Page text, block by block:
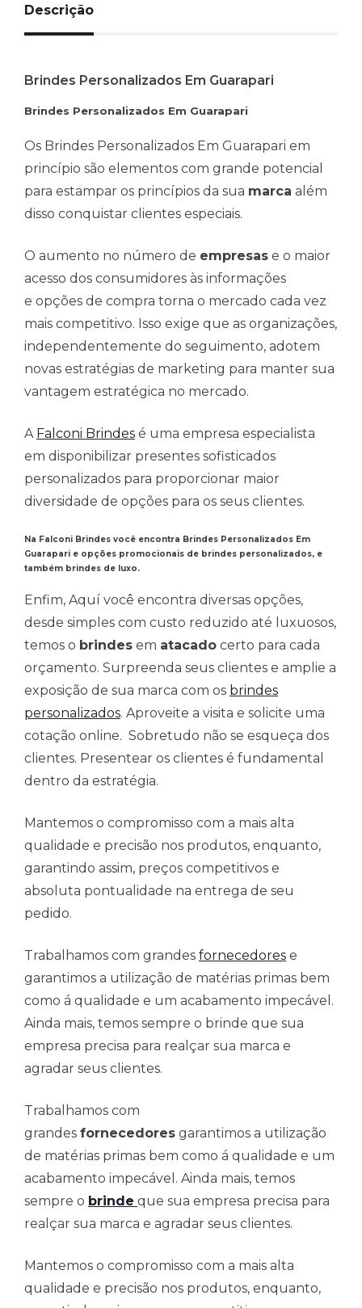
Descrição
Brindes Personalizados Em Guarapari
Brindes Personalizados Em Guarapari
Os Brindes Personalizados Em Guarapari em
princípio são elementos com grande potencial
para estampar os princípios da sua marca além
disso conquistar clientes especiais.
O aumento no número de empresas e o maior
acesso dos consumidores às informações
e opções de compra torna o mercado cada vez
mais competitivo. Isso exige que as organizações,
independentemente do seguimento, adotem
novas estratégias de marketing para manter sua
vantagem estratégica no mercado.
A Falconi Brindes é uma empresa especialista
em disponibilizar presentes sofisticados
personalizados para proporcionar maior
diversidade de opções para os seus clientes.
Na Falconi Brindes você encontra Brindes Personalizados Em
Guarapari e opções promocionais de brindes personalizados, e
também brindes de luxo.
Enfim, Aquí você encontra diversas opções,
desde simples com custo reduzido até luxuosos,
temos o brindes em atacado certo para cada
orçamento. Surpreenda seus clientes e amplie a
exposição de sua marca com os brindes
personalizados. Aproveite a visita e solicite uma
cotação online. Sobretudo não se esqueça dos
clientes. Presentear os clientes é fundamental
dentro da estratégia.
Mantemos o compromisso com a mais alta
qualidade e precisão nos produtos, enquanto,
garantindo assim, preços competitivos e
absoluta pontualidade na entrega de seu
pedido.
Trabalhamos com grandes fornecedores e
garantimos a utilização de matérias primas bem
como á qualidade e um acabamento impecável.
Ainda mais, temos sempre o brinde que sua
empresa precisa para realçar sua marca e
agradar seus clientes.
Trabalhamos com
grandes fornecedores garantimos a utilização
de matérias primas bem como á qualidade e um
acabamento impecável. Ainda mais, temos
sempre o brinde que sua empresa precisa para
realçar sua marca e agradar seus clientes.
Mantemos o compromisso com a mais alta
qualidade e precisão nos produtos, enquanto,